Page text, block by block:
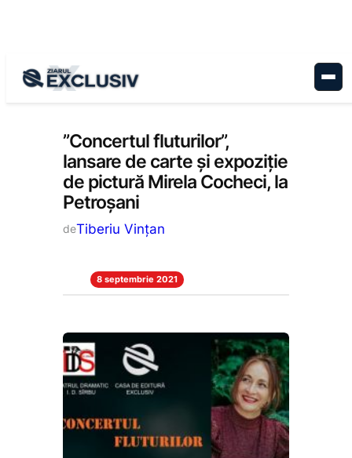
Cultură, Stiri la zi
”Concertul fluturilor”,
lansare de carte și expoziție
de pictură Mirela Cocheci, la
Petroșani
deTiberiu Vințan
8 septembrie 2021